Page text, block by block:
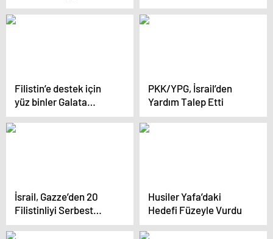
tankını imha etti
Ölüm
Filistin’e destek için
yüz binler Galata
Köprüsü’nde buluştu
PKK/YPG, İsrail’den
Yardım Talep Etti
İsrail, Gazze’den 20
Filistinliyi Serbest
Bıraktı
Husiler Yafa’daki
Hedefi Füzeyle Vurdu